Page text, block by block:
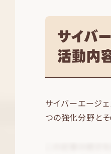
サイバ
活動内
サイバーエージ
つの強化分野とそ